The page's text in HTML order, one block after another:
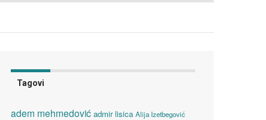
Tagovi
adem mehmedović admir lisica Alija Izetbegović